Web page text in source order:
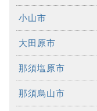
小山市
大田原市
那須塩原市
那須烏山市